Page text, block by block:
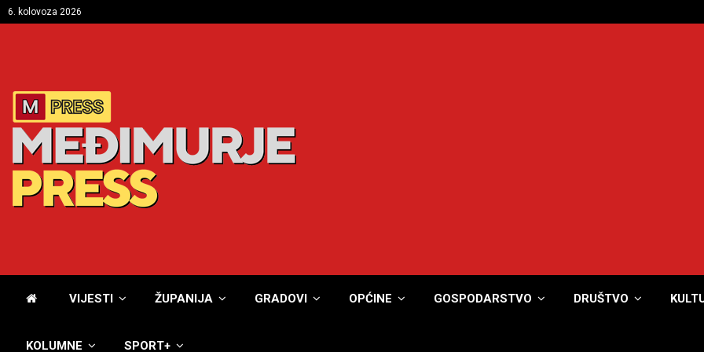
6. kolovoza 2026
VIJESTI ŽUPANIJA GRADOVI OPĆINE GOSPODARSTVO DRUŠTVO
KOLUMNE SPORT+